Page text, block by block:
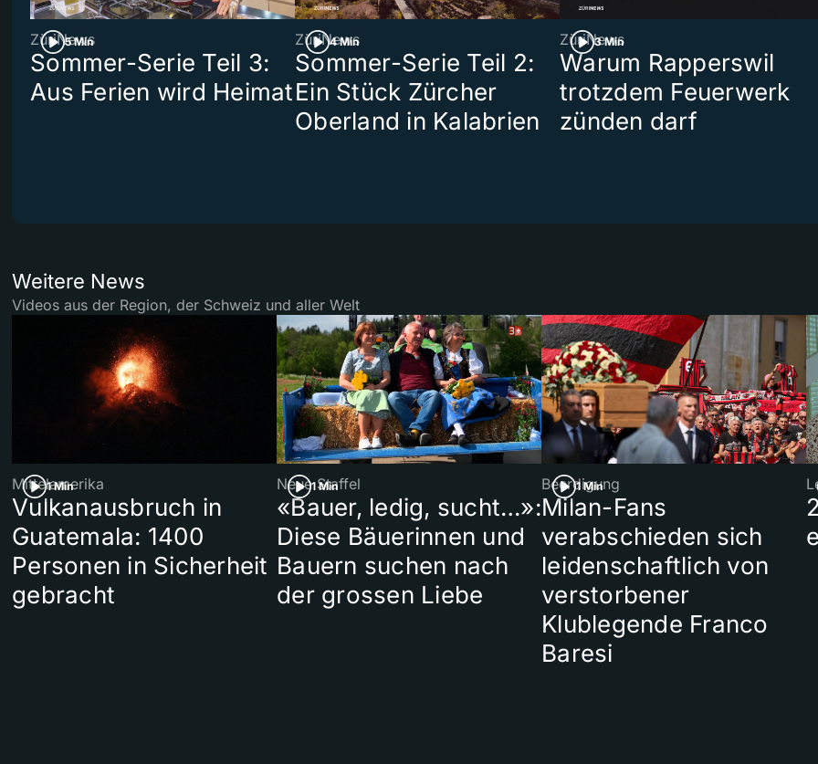
5 Min
ZüriNews
Sommer-Serie Teil 3:
Aus Ferien wird Heimat
4 Min
ZüriNews
Sommer-Serie Teil 2:
Ein Stück Zürcher
Oberland in Kalabrien
3 Min
ZüriNews
Warum Rapperswil
trotzdem Feuerwerk
zünden darf
Weitere News
Videos aus der Region, der Schweiz und aller Welt
1 Min
Mittelamerika
Vulkanausbruch in
Guatemala: 1400
Personen in Sicherheit
gebracht
1 Min
Neue Staffel
«Bauer, ledig, sucht…»:
Diese Bäuerinnen und
Bauern suchen nach
der grossen Liebe
1 Min
Beerdigung
Milan-Fans
verabschieden sich
leidenschaftlich von
verstorbener
Klublegende Franco
Baresi